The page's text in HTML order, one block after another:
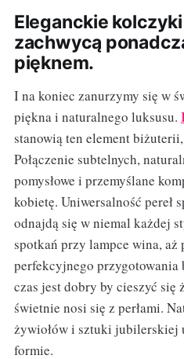
Eleganckie kolczyki
zachwycą
pięknem.
I na koniec zanurzymy się w
piękna i naturalnego luksusu.
stanowią ten element
Połączenie subtelnych,
pomysłowe i przemyślane
kobietę. Uniwersalność pereł
odnajdą się w niemal każdej
spotkań przy lampce wina, aż
perfekcyjnego przygotowania
czas jest dobry by cieszyć się
świetnie nosi się z perłami.
żywiołów i sztuki jubilerskiej
formie.